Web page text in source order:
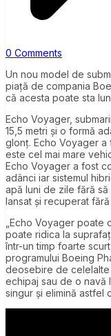
0 Comments
Un nou model de
piață de compania
că acesta poate sta
Echo Voyager,
15,5 metri și o formă
glonț. Echo Voyager a
este cel mai mare
Echo Voyager a fost
adânci iar sistemul
apă luni de zile fără
lansat și recuperat
„Echo Voyager poate
poate ridica la
într-un timp foarte
programului Boeing
deosebire de
echipaj sau de o navă
singur și elimină astfel